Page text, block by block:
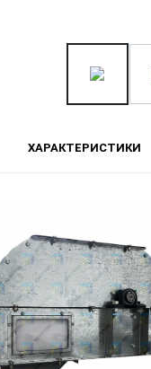
ХАРАКТЕРИСТИКИ